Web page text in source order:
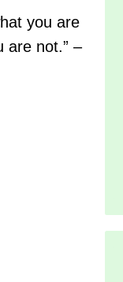
you are
are not.” –